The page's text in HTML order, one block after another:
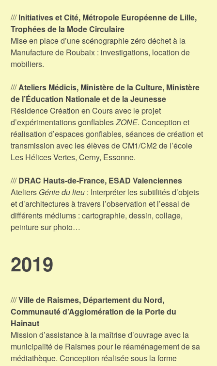
///Initiatives et Cité, Métropole Européenne de Lille,
Trophées de la Mode Circulaire
Mise en place d’une scénographie zéro déchet à la
Manufacture de Roubaix : investigations, location de
mobiliers.
///Ateliers Médicis, Ministère de la Culture, Ministère
de l’Éducation Nationale et de la Jeunesse
Résidence Création en Cours avec le projet
d’expérimentations gonflablesZONE. Conception et
réalisation d’espaces gonflables, séances de création et
transmission avec les élèves de CM1/CM2 de l’école
Les Hélices Vertes, Cerny, Essonne.
///DRAC Hauts-de-France, ESAD Valenciennes
Ateliers Génie du lieu : Interpréter les subtilités d’objets
et d’architectures à travers l’observation et l’essai de
différents médiums : cartographie, dessin, collage,
peinture sur photo…
2019
///Ville de Raismes, Département du Nord,
Communauté d’Agglomération de la Porte du
Hainaut
Mission d’assistance à la maîtrise d’ouvrage avec la
municipalité de Raismes pour le réaménagement de sa
médiathèque. Conception réalisée sous la forme